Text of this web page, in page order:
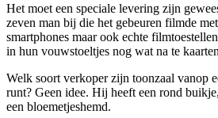
Het moet een speciale levering zijn
zeven man bij die het gebeuren filmde met
smartphones maar ook echte
in hun vouwstoeltjes nog wat na te
Welk soort verkoper zijn toonzaal vanop
runt? Geen idee. Hij heeft een rond
een bloemetjeshemd.